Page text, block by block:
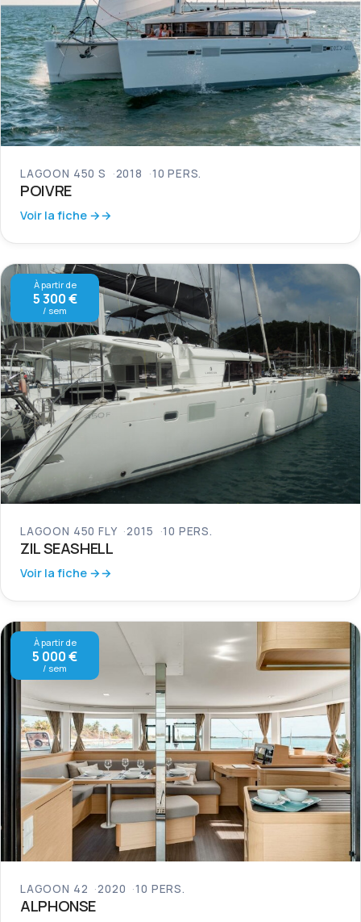
LAGOON 450 S 2018 10 PERS.
POIVRE
Voir la fiche →
À partir de
5 300 €
/ sem
LAGOON 450 FLY 2015 10 PERS.
ZIL SEASHELL
Voir la fiche →
À partir de
5 000 €
/ sem
LAGOON 42 2020 10 PERS.
ALPHONSE